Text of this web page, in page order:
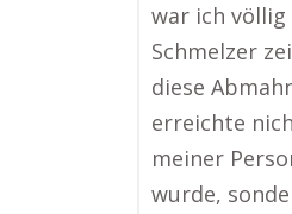
war ich
Schmelzer
diese
erreichte
meiner
wurde,